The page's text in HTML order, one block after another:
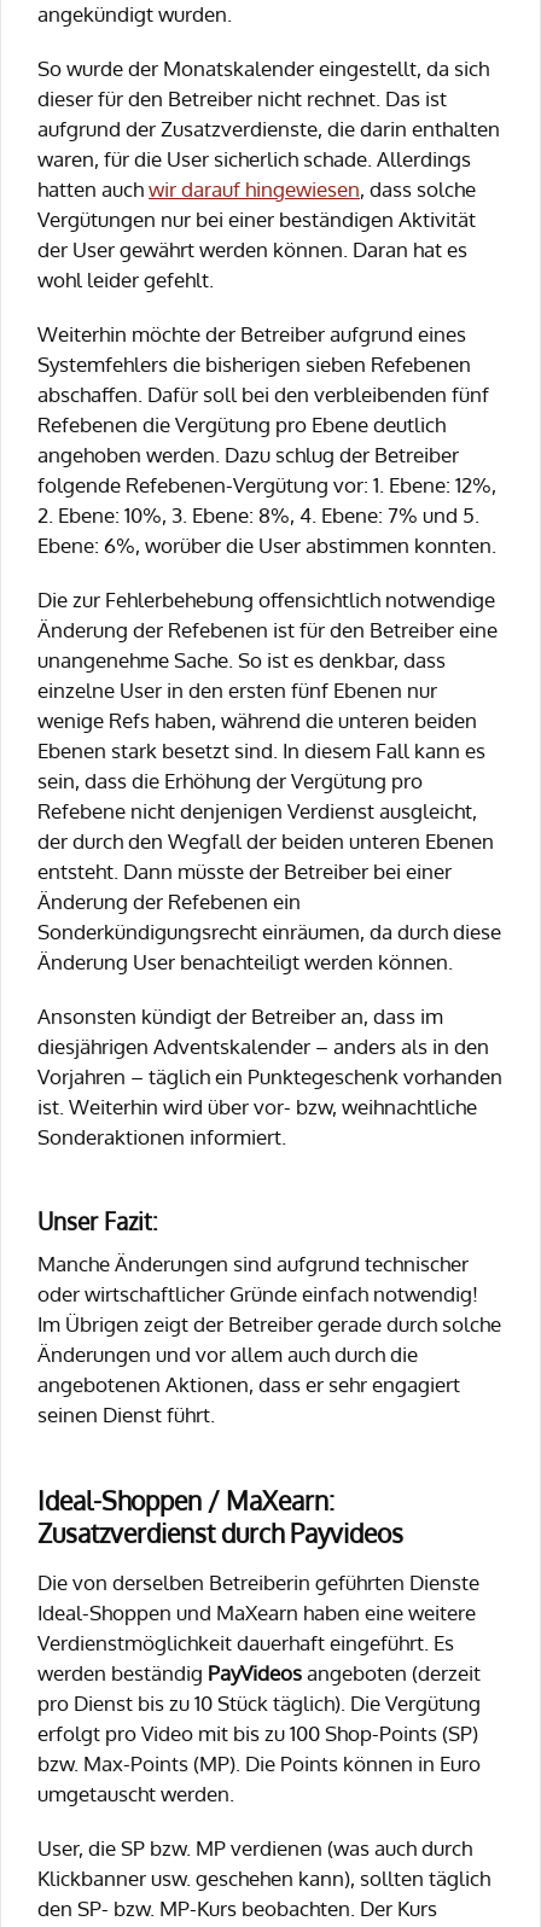
angekündigt wurden.
So wurde der Monatskalender eingestellt, da sich
dieser für den Betreiber nicht rechnet. Das ist
aufgrund der Zusatzverdienste, die darin enthalten
waren, für die User sicherlich schade. Allerdings
hatten auchwir darauf hingewiesen, dass solche
Vergütungen nur bei einer beständigen Aktivität
der User gewährt werden können. Daran hat es
wohl leider gefehlt.
Weiterhin möchte der Betreiber aufgrund eines
Systemfehlers die bisherigen sieben Refebenen
abschaffen. Dafür soll bei den verbleibenden fünf
Refebenen die Vergütung pro Ebene deutlich
angehoben werden. Dazu schlug der Betreiber
folgende Refebenen-Vergütung vor: 1. Ebene: 12%,
2. Ebene: 10%, 3. Ebene: 8%, 4. Ebene: 7% und 5.
Ebene: 6%, worüber die User abstimmen konnten.
Die zur Fehlerbehebung offensichtlich notwendige
Änderung der Refebenen ist für den Betreiber eine
unangenehme Sache. So ist es denkbar, dass
einzelne User in den ersten fünf Ebenen nur
wenige Refs haben, während die unteren beiden
Ebenen stark besetzt sind. In diesem Fall kann es
sein, dass die Erhöhung der Vergütung pro
Refebene nicht denjenigen Verdienst ausgleicht,
der durch den Wegfall der beiden unteren Ebenen
entsteht. Dann müsste der Betreiber bei einer
Änderung der Refebenen ein
Sonderkündigungsrecht einräumen, da durch diese
Änderung User benachteiligt werden können.
Ansonsten kündigt der Betreiber an, dass im
diesjährigen Adventskalender – anders als in den
Vorjahren – täglich ein Punktegeschenk vorhanden
ist. Weiterhin wird über vor- bzw, weihnachtliche
Sonderaktionen informiert.
Unser Fazit:
Manche Änderungen sind aufgrund technischer
oder wirtschaftlicher Gründe einfach notwendig!
Im Übrigen zeigt der Betreiber gerade durch solche
Änderungen und vor allem auch durch die
angebotenen Aktionen, dass er sehr engagiert
seinen Dienst führt.
Ideal-Shoppen / MaXearn:
Zusatzverdienst durch Payvideos
Die von derselben Betreiberin geführten Dienste
Ideal-Shoppen und MaXearn haben eine weitere
Verdienstmöglichkeit dauerhaft eingeführt. Es
werden beständig PayVideosangeboten (derzeit
pro Dienst bis zu 10 Stück täglich). Die Vergütung
erfolgt pro Video mit bis zu 100 Shop-Points (SP)
bzw. Max-Points (MP). Die Points können in Euro
umgetauscht werden.
User, die SP bzw. MP verdienen (was auch durch
Klickbanner usw. geschehen kann), sollten täglich
den SP- bzw. MP-Kurs beobachten. Der Kurs